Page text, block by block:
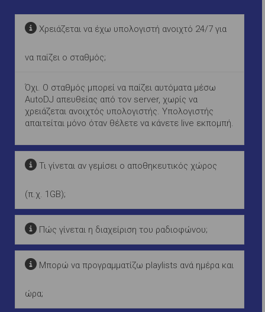
Χρειάζεται να έχω υπολογιστή ανοιχτό 24/7 για
να παίζει ο σταθμός;
Όχι. Ο σταθμός μπορεί να παίζει αυτόματα μέσω
AutoDJ απευθείας από τον server, χωρίς να
χρειάζεται ανοιχτός υπολογιστής. Υπολογιστής
απαιτείται μόνο όταν θέλετε να κάνετε live εκπομπή.
Τι γίνεται αν γεμίσει ο αποθηκευτικός χώρος
(π.χ. 1GB);
Πώς γίνεται η διαχείριση του ραδιοφώνου;
Μπορώ να προγραμματίζω playlists ανά ημέρα και
ώρα;